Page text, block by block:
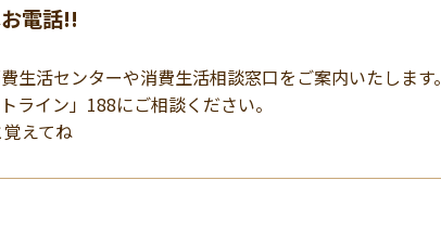
電話!!
生活センターや消費生活相談窓口をご案内いたします。
ライン」188にご相談ください。
えてね